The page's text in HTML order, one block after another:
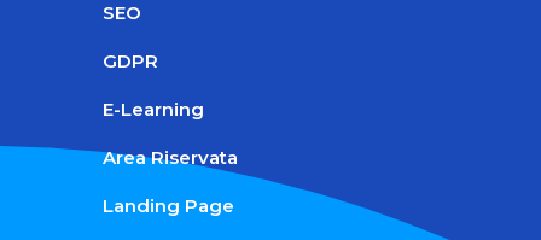
SEO
GDPR
E-Learning
Area Riservata
Landing Page